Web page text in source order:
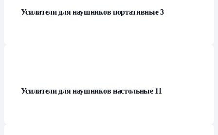
Усилители для наушников портативные3
Усилители для наушников настольные 11